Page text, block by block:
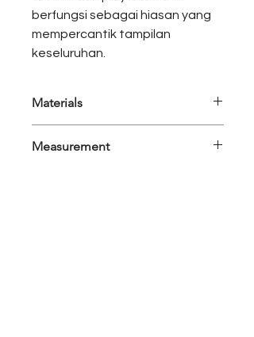
berfungsi sebagai hiasan yang
mempercantik tampilan
keseluruhan.
Materials
Measurement